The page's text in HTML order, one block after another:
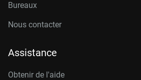
Bureaux
Nous contacter
Assistance
Obtenir de l'aide